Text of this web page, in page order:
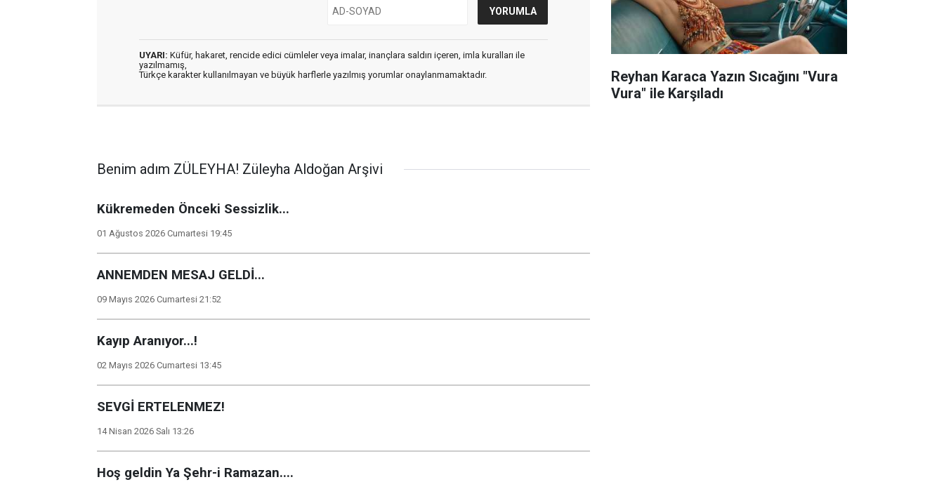
UYARI: Küfür, hakaret, rencide edici cümleler veya imalar, inançlara saldırı içeren, imla kuralları ile
yazılmamış,
Türkçe karakter kullanılmayan ve büyük harflerle yazılmış yorumlar onaylanmamaktadır.
Benim adım ZÜLEYHA! Züleyha Aldoğan Arşivi
Kükremeden Önceki Sessizlik...
01 Ağustos 2026 Cumartesi 19:45
ANNEMDEN MESAJ GELDİ...
09 Mayıs 2026 Cumartesi 21:52
Kayıp Aranıyor...!
02 Mayıs 2026 Cumartesi 13:45
SEVGİ ERTELENMEZ!
14 Nisan 2026 Salı 13:26
Hoş geldin Ya Şehr-i Ramazan....
Reyhan Karaca Yazın Sıcağını "Vura
Vura" ile Karşıladı